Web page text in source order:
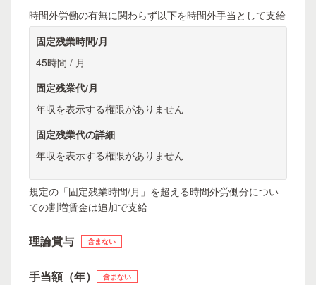
時間外労働の有無に関わらず以下を時間外手当として支給
固定残業時間/月
45時間 / 月
固定残業代/月
年収を表示する権限がありません
固定残業代の詳細
年収を表示する権限がありません
規定の「固定残業時間/月」を超える時間外労働分につい
ての割増賃金は追加で支給
理論賞与 含まない
手当額（年） 含まない